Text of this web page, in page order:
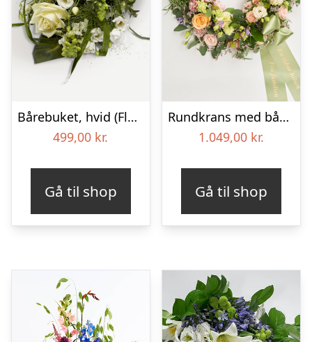
Bårebuket, hvid (Floristens kreative valg) med bånd
499,00 kr.
Gå til shop
Rundkrans med bånd – Floristens kreative valg
1.049,00 kr.
Gå til shop